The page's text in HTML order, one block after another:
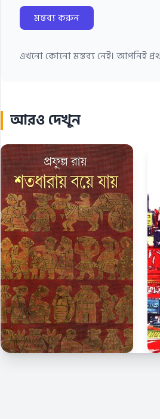
মন্তব্য করুন
এখনো কোনো মন্তব্য নেই। আপনিই
আরও দেখুন